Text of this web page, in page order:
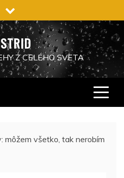
Z CELÉHO SVETA
môžem všetko, tak nerobím